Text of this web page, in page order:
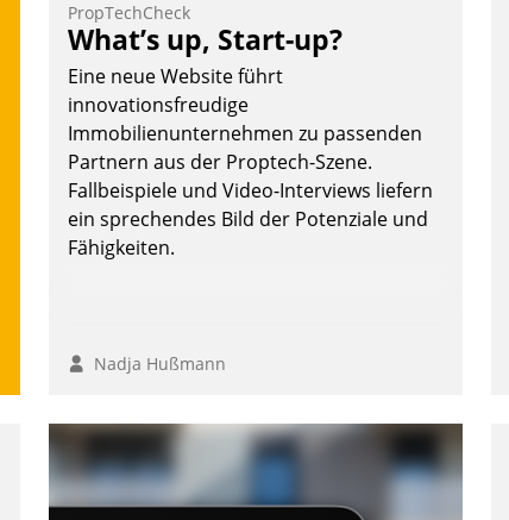
auf dem Laufenden bleiben, Daten
einsehen und ändern oder
Schadensmeldungen abgeben – rund um
die Uhr.
Andreas Lerchner
PropTechCheck
What’s up, Start-up?
Eine neue Website führt
innovationsfreudige
Immobilienunternehmen zu passenden
Partnern aus der Proptech-Szene.
Fallbeispiele und Video-Interviews liefern
ein sprechendes Bild der Potenziale und
Fähigkeiten.
Nadja Hußmann